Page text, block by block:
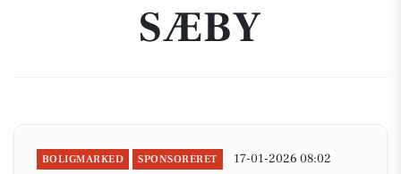
SÆBY
BOLIGMARKED SPONSORERET 17-01-2026 08:02